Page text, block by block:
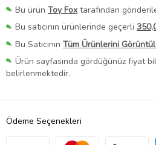
Bu ürün Toy Foxtarafından
Bu satıcının ürünlerinde geçerli
Bu Satıcının Tüm Ürünlerini
Ürün sayfasında gördüğünüz fiyat
belirlenmektedir.
Ödeme Seçenekleri